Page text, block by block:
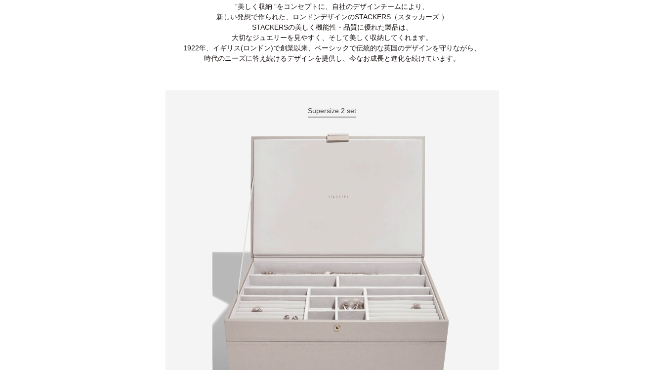
”美しく収納 ”をコンセプトに、自社のデザインチームにより、
新しい発想で作られた、ロンドンデザインのSTACKERS（スタッカーズ ）
STACKERSの美しく機能性・品質に優れた製品は、
大切なジュエリーを見やすく、そして美しく収納してくれます。
1922年、イギリス(ロンドン)で創業以来、ベーシックで伝統的な英国のデザインを守りながら、
時代のニーズに答え続けるデザインを提供し、今なお成長と進化を続けています。
Supersize 2 set